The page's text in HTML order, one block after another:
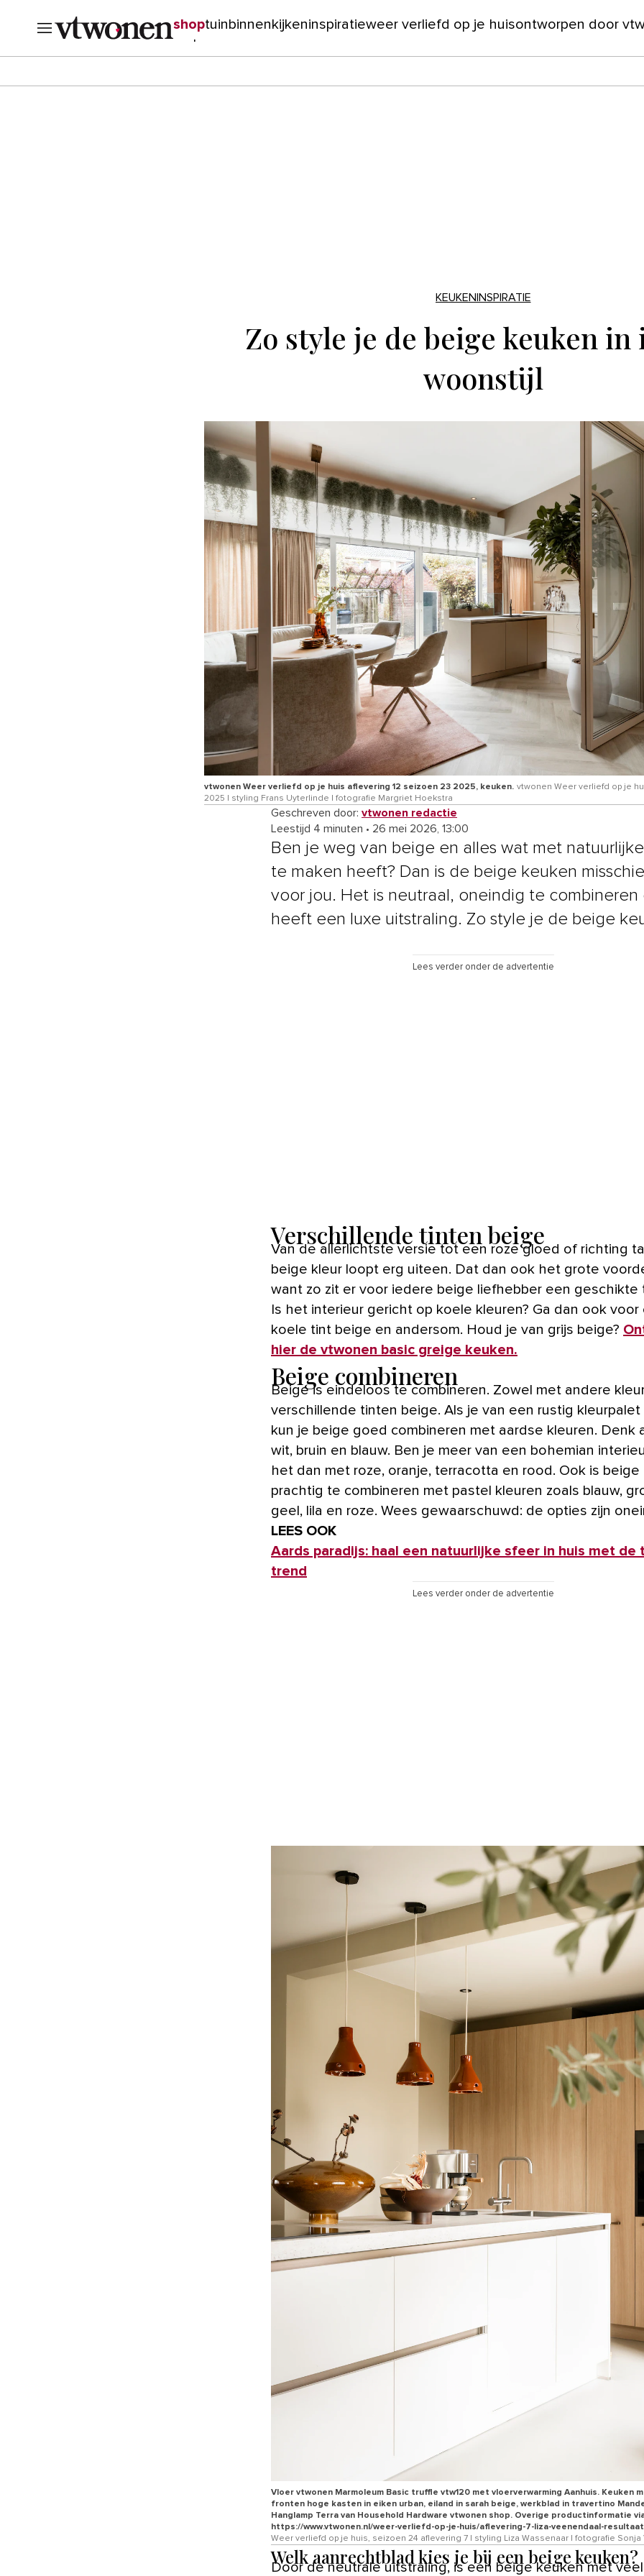
shoptuin binnenkijkeninspiratieweer verliefd op je huisontworpen door
verbouwen
KEUKENINSPIRATIE
Zo style je de beige keuken in
woonstijl
vtwonen Weer verliefd op je huis aflevering 12 seizoen 23 2025, keuken. vtwonen Weer verliefd op je
2025 | styling Frans Uyterlinde | fotografie Margriet Hoekstra
Geschreven door: vtwonen redactie
Leestijd 4 minuten • 26 mei 2026, 13:00
Ben je weg van beige en alles wat met
te maken heeft? Dan is de beige keuken
voor jou. Het is neutraal, oneindig te combineren
heeft een luxe uitstraling. Zo style je de beige
Lees verder onder de advertentie
Verschillende tinten beige
Van de allerlichtste versie tot een roze gloed of richting taupe: de
beige kleur loopt erg uiteen. Dat dan ook het grote
want zo zit er voor iedere beige liefhebber een geschikte
Is het interieur gericht op koele kleuren? Ga dan ook voor
koele tint beige en andersom. Houd je van grijs beige?
hier de vtwonen basic greige keuken.
Beige combineren
Beige is eindeloos te combineren. Zowel met andere
verschillende tinten beige. Als je van een rustig
kun je beige goed combineren met aardse kleuren. Denk
wit, bruin en blauw. Ben je meer van een bohemian
het dan met roze, oranje, terracotta en rood. Ook is beige
prachtig te combineren met pastel kleuren zoals blauw,
geel, lila en roze. Wees gewaarschuwd: de opties zijn
LEES OOK
Aards paradijs: haal een natuurlijke sfeer in huis met de
trend
Lees verder onder de advertentie
Vloer vtwonen Marmoleum Basic truffle vtw120 met vloerverwarming Aanhuis. Keuken
fronten hoge kasten in eiken urban, ⁠eiland in sarah beige, ⁠⁠werkblad in travertino
Hanglamp Terra van Household Hardware vtwonen shop. Overige productinformatie
https://www.vtwonen.nl/weer-verliefd-op-je-huis/aflevering-7-liza-veenendaal-
Weer verliefd op je huis, seizoen 24 aflevering 7 | styling Liza Wassenaar | fotografie Sonja
Welk aanrechtblad kies je bij een beige keuken?
Door de neutrale uitstraling, is een beige keuken met veel